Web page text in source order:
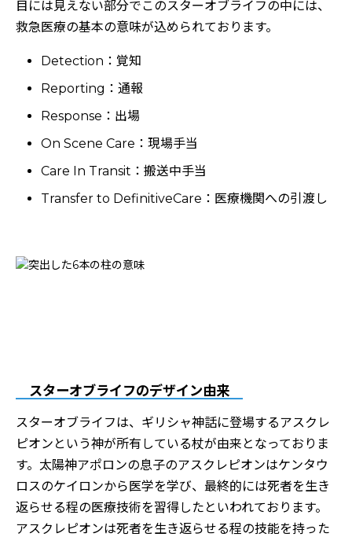
目には見えない部分でこのスターオブライフの中には、
救急医療の基本の意味が込められております。
Detection：覚知
Reporting：通報
Response：出場
On Scene Care：現場手当
Care In Transit：搬送中手当
Transfer to DefinitiveCare：医療機関への引渡し
スターオブライフのデザイン由来
スターオブライフは、ギリシャ神話に登場するアスクレ
ピオンという神が所有している杖が由来となっておりま
す。太陽神アポロンの息子のアスクレピオンはケンタウ
ロスのケイロンから医学を学び、最終的には死者を生き
返らせる程の医療技術を習得したといわれております。
アスクレピオンは死者を生き返らせる程の技能を持った